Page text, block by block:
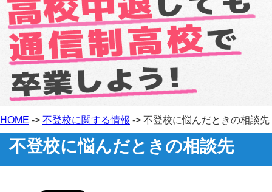
卒業出来る通信制高校
高校中退Q&A
「不登校」の関連情報
高校中退コラム
HOME -> 不登校に関する情報 -> 不登校に悩んだときの相談先
不登校に悩んだときの相談先